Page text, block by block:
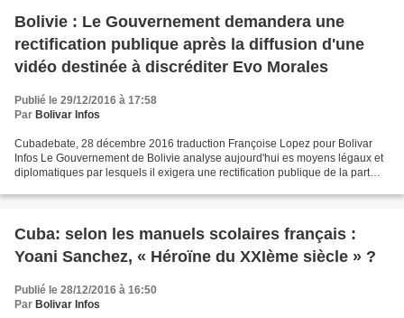
Bolivie : Le Gouvernement demandera une
rectification publique après la diffusion d'une
vidéo destinée à discréditer Evo Morales
Publié le 29/12/2016 à 17:58
Par Bolivar Infos
Cubadebate, 28 décembre 2016 traduction Françoise Lopez pour Bolivar
Infos Le Gouvernement de Bolivie analyse aujourd'hui es moyens légaux et
diplomatiques par lesquels il exigera une rectification publique de la part
Cuba: selon les manuels scolaires français :
Yoani Sanchez, « Héroïne du XXIème siècle » ?
Publié le 28/12/2016 à 16:50
Par Bolivar Infos